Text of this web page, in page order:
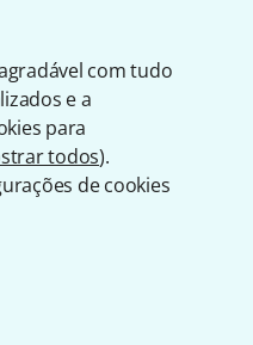
com tudo
e a
para
todos).
de cookies